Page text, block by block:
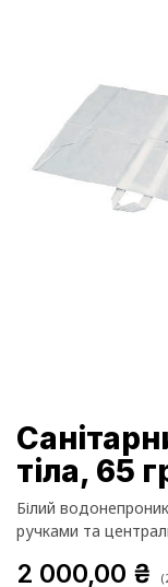
тіла, 65
Білий
ручками та
2 000,00 ₴ (